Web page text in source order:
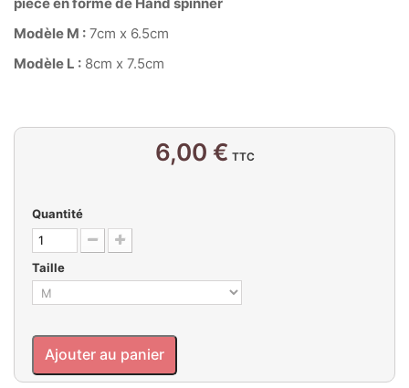
Modèle M : 7cm x 6.5cm
Modèle L : 8cm x 7.5cm
6,00 € TTC
Quantité
Taille
Ajouter au panier